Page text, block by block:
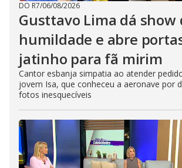
DO R7/06/08/2026
Gusttavo Lima dá show
humildade e abre
jatinho para fã mirim
Cantor esbanja simpatia ao atender
jovem Isa, que conheceu a aeronave por
fotos inesquecíveis